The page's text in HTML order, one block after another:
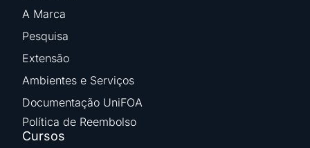
A Marca
Pesquisa
Extensão
Ambientes e Serviços
Documentação UniFOA
Política de Reembolso
Cursos